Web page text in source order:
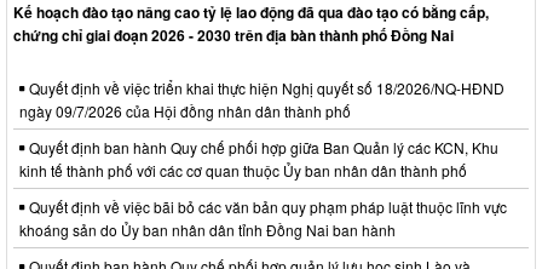
Kế hoạch đào tạo nâng cao tỷ lệ lao động đã qua đào tạo có bằng cấp,
chứng chỉ giai đoạn 2026 - 2030 trên địa bàn thành phố Đồng Nai
Quyết định về việc triển khai thực hiện Nghị quyết số 18/2026/NQ-HĐND
ngày 09/7/2026 của Hội đồng nhân dân thành phố
Quyết định ban hành Quy chế phối hợp giữa Ban Quản lý các KCN, Khu
kinh tế thành phố với các cơ quan thuộc Ủy ban nhân dân thành phố
Quyết định về việc bãi bỏ các văn bản quy phạm pháp luật thuộc lĩnh vực
khoáng sản do Ủy ban nhân dân tỉnh Đồng Nai ban hành